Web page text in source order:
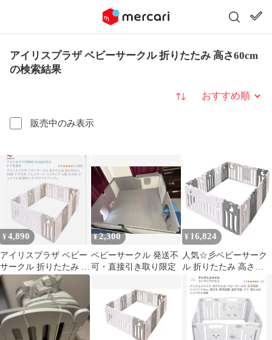
アイリスプラザ ベビーサークル 折りたたみ 高さ60cm
の検索結果
販売中のみ表示
並び替え
¥4,890
アイリスプラザ ベビー
サークル 折りたたみ ハ
イタイプ
¥2,300
ベビーサークル 発送不
可・直接引き取り限定
¥ 16,824
人気☆彡ベビーサーク
ル 折りたたみ 高さ
60cm ドア付き プレイ
ヤード ハイタイプ 大型
小さめ アイリスプラザ
ジョイント式 扉ロック
ホワイトグレー 16個 (x